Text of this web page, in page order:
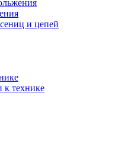
и цепей
к технике